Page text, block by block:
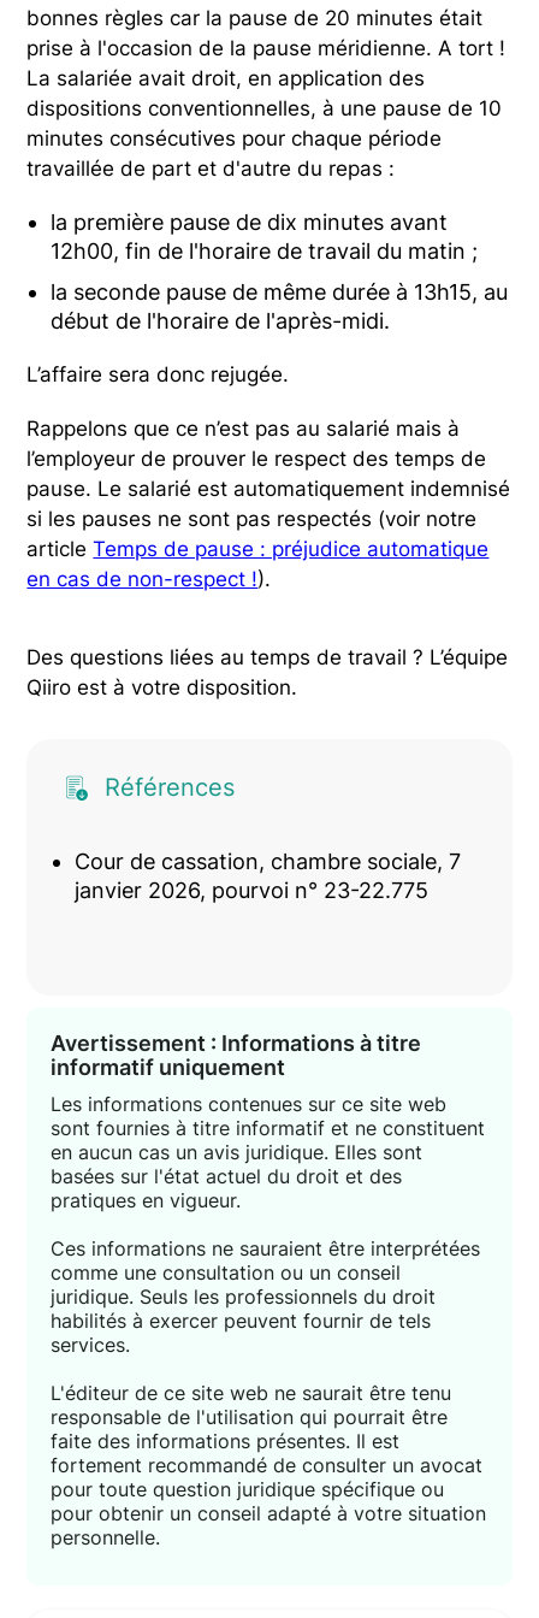
bonnes règles car la pause de 20 minutes était
prise à l'occasion de la pause méridienne. A tort !
La salariée avait droit, en application des
dispositions conventionnelles, à une pause de 10
minutes consécutives pour chaque période
travaillée de part et d'autre du repas :
la première pause de dix minutes avant
12h00, fin de l'horaire de travail du matin ;
la seconde pause de même durée à 13h15, au
début de l'horaire de l'après-midi.
L’affaire sera donc rejugée.
Rappelons que ce n’est pas au salarié mais à
l’employeur de prouver le respect des temps de
pause. Le salarié est automatiquement indemnisé
si les pauses ne sont pas respectés (voir notre
articleTemps de pause : préjudice automatique
en cas de non-respect !).
Des questions liées au temps de travail ? L’équipe
Qiiro est à votre disposition.
Références
Cour de cassation, chambre sociale, 7
janvier 2026, pourvoi n° 23-22.775
Avertissement : Informations à titre
informatif uniquement
Les informations contenues sur ce site web
sont fournies à titre informatif et ne constituent
en aucun cas un avis juridique. Elles sont
basées sur l'état actuel du droit et des
pratiques en vigueur.
Ces informations ne sauraient être interprétées
comme une consultation ou un conseil
juridique. Seuls les professionnels du droit
habilités à exercer peuvent fournir de tels
services.
L'éditeur de ce site web ne saurait être tenu
responsable de l'utilisation qui pourrait être
faite des informations présentes. Il est
fortement recommandé de consulter un avocat
pour toute question juridique spécifique ou
pour obtenir un conseil adapté à votre situation
personnelle.